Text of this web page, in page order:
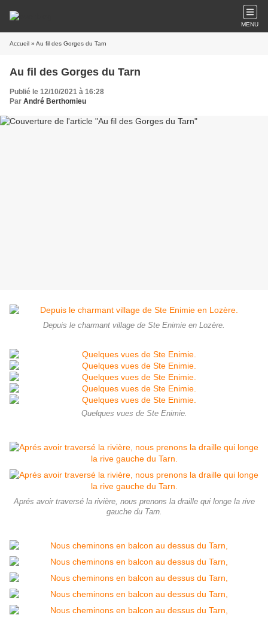
MENU
Accueil » Au fil des Gorges du Tarn
Au fil des Gorges du Tarn
Publié le 12/10/2021 à 16:28
Par André Berthomieu
Depuis le charmant village de Ste Enimie en Lozère.
Quelques vues de Ste Enimie.
Aprés avoir traversé la rivière, nous prenons la draille qui longe la rive
gauche du Tarn.